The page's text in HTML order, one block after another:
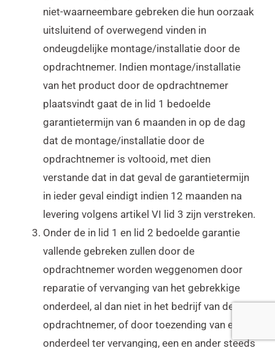
niet-waarneembare gebreken die hun oorzaak
uitsluitend of overwegend vinden in
ondeugdelijke montage/installatie door de
opdrachtnemer. Indien montage/installatie
van het product door de opdrachtnemer
plaatsvindt gaat de in lid 1 bedoelde
garantietermijn van 6 maanden in op de dag
dat de montage/installatie door de
opdrachtnemer is voltooid, met dien
verstande dat in dat geval de garantietermijn
in ieder geval eindigt indien 12 maanden na
levering volgens artikel VI lid 3 zijn verstreken.
Onder de in lid 1 en lid 2 bedoelde garantie
vallende gebreken zullen door de
opdrachtnemer worden weggenomen door
reparatie of vervanging van het gebrekkige
onderdeel, al dan niet in het bedrijf van de
opdrachtnemer, of door toezending van een
onderdeel ter vervanging, een en ander steeds